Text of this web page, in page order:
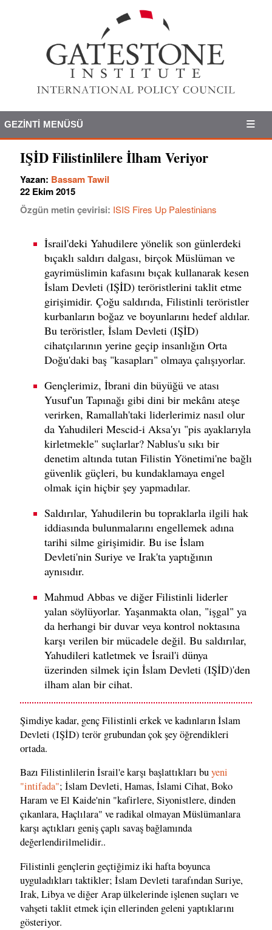
GEZINTI MENÜSÜ
IŞİD Filistinlilere İlham Veriyor
Yazan: Bassam Tawil
22 Ekim 2015
Özgün metin çevirisi: ISIS Fires Up Palestinians
İsrail'deki Yahudilere yönelik son günlerdeki
bıçaklı saldırı dalgası, birçok Müslüman ve
gayrimüslimin kafasını bıçak kullanarak kesen
İslam Devleti (IŞİD) teröristlerini taklit etme
girişimidir. Çoğu saldırıda, Filistinli teröristler
kurbanların boğaz ve boyunlarını hedef aldılar.
Bu teröristler, İslam Devleti (IŞİD)
cihatçılarının yerine geçip insanlığın Orta
Doğu'daki baş "kasapları" olmaya çalışıyorlar.
Gençlerimiz, İbrani din büyüğü ve atası
Yusuf'un Tapınağı gibi dini bir mekânı ateşe
verirken, Ramallah'taki liderlerimiz nasıl olur
da Yahudileri Mescid-i Aksa'yı "pis ayaklarıyla
kirletmekle" suçlarlar? Nablus'u sıkı bir
denetim altında tutan Filistin Yönetimi'ne bağlı
güvenlik güçleri, bu kundaklamaya engel
olmak için hiçbir şey yapmadılar.
Saldırılar, Yahudilerin bu topraklarla ilgili hak
iddiasında bulunmalarını engellemek adına
tarihi silme girişimidir. Bu ise İslam
Devleti'nin Suriye ve Irak'ta yaptığının
aynısıdır.
Mahmud Abbas ve diğer Filistinli liderler
yalan söylüyorlar. Yaşanmakta olan, "işgal" ya
da herhangi bir duvar veya kontrol noktasına
karşı verilen bir mücadele değil. Bu saldırılar,
Yahudileri katletmek ve İsrail'i dünya
üzerinden silmek için İslam Devleti (IŞİD)'den
ilham alan bir cihat.
Şimdiye kadar, genç Filistinli erkek ve kadınların İslam
Devleti (IŞİD) terör grubundan çok şey öğrendikleri
ortada.
Bazı Filistinlilerin İsrail'e karşı başlattıkları buyeni
"intifada"; İslam Devleti, Hamas, İslami Cihat, Boko
Haram ve El Kaide'nin "kafirlere, Siyonistlere, dinden
çıkanlara, Haçlılara" ve radikal olmayan Müslümanlara
karşı açtıkları geniş çaplı savaş bağlamında
değerlendirilmelidir..
Filistinli gençlerin geçtiğimiz iki hafta boyunca
uyguladıkları taktikler; İslam Devleti tarafından Suriye,
Irak, Libya ve diğer Arap ülkelerinde işlenen suçları ve
vahşeti taklit etmek için ellerinden geleni yaptıklarını
gösteriyor.